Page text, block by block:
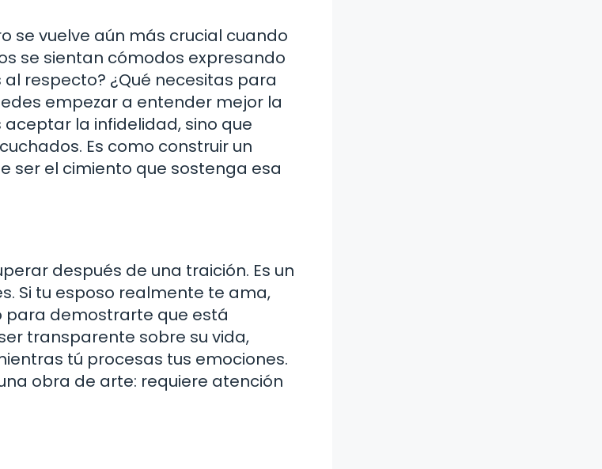
se vuelve aún más crucial cuando
se sientan cómodos expresando
respecto? ¿Qué necesitas para
empezar a entender mejor la
la infidelidad, sino que
Es como construir un
ser el cimiento que sostenga esa
después de una traición. Es un
Si tu esposo realmente te ama,
para demostrarte que está
transparente sobre su vida,
tú procesas tus emociones.
obra de arte: requiere atención